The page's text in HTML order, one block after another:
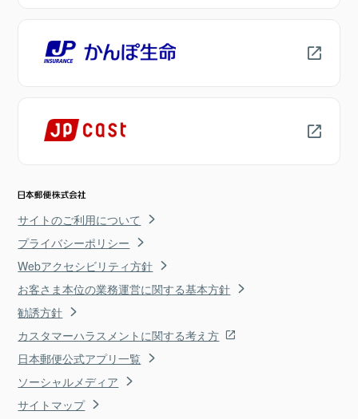
サイトのご利用について
プライバシーポリシー
Webアクセシビリティ方針
お客さま本位の業務運営に関する基本方針
勧誘方針
カスタマーハラスメントに関する考え方
日本郵便公式アプリ一覧
ソーシャルメディア
サイトマップ